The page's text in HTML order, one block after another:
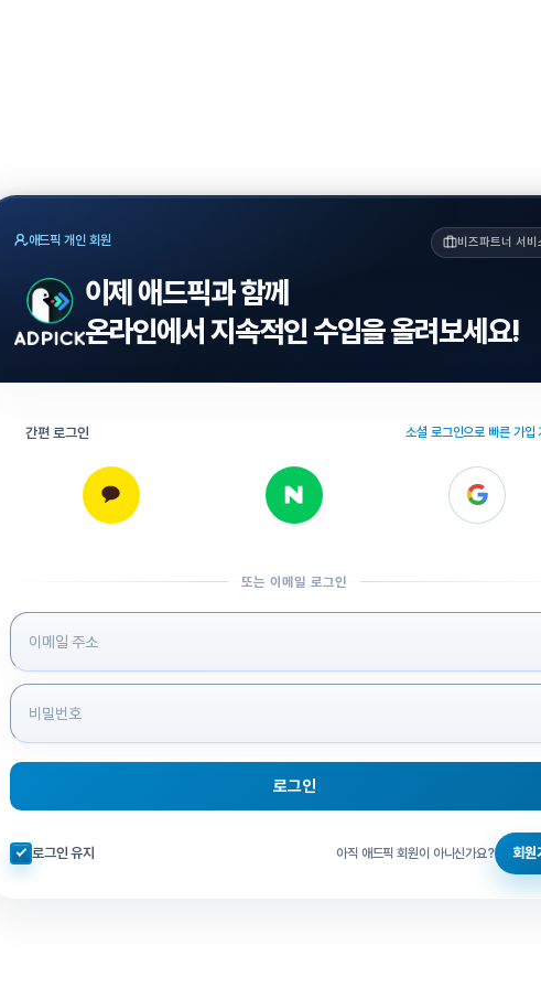
애드픽 개인 회원 비즈파트너 서비
이제 애드픽과 함께
온라인에서 지속적인 수입을 올려보세요!
간편 로그인 소셜 로그인으로 빠른 가입
또는 이메일 로그인
로그인 정보 입력
로그인
자동로그인 체크
로그인 유지 아직 애드픽 회원이 아니신가요? 회원